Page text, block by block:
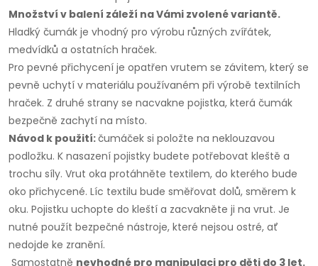
Množství v balení záleží na Vámi zvolené variantě.
Hladký čumák je vhodný pro výrobu různých zvířátek,
medvídků a ostatních hraček.
Pro pevné přichycení je opatřen vrutem se závitem, který se
pevně uchytí v materiálu používaném při výrobě textilních
hraček. Z druhé strany se nacvakne pojistka, která čumák
bezpečně zachytí na místo.
Návod k použití:čumáček si položte na neklouzavou
podložku. K nasazení pojistky budete potřebovat kleště a
trochu síly. Vrut oka protáhněte textilem, do kterého bude
oko přichycené. Líc textilu bude směřovat dolů, směrem k
oku. Pojistku uchopte do kleští a zacvakněte ji na vrut. Je
nutné použít bezpečné nástroje, které nejsou ostré, ať
nedojde ke zranění.
Samostatně nevhodné pro manipulaci pro děti do 3 let.